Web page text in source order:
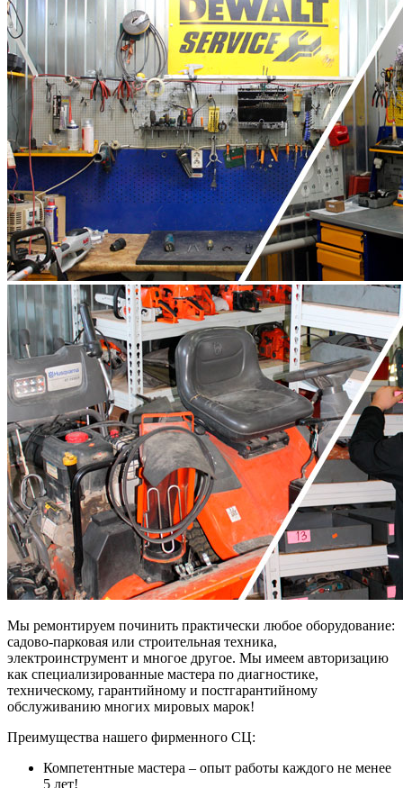
Мы ремонтируем починить практически любое оборудование:
садово-парковая или строительная техника,
электроинструмент и многое другое. Мы имеем авторизацию
как специализированные мастера по диагностике,
техническому, гарантийному и постгарантийному
обслуживанию многих мировых марок!
Преимущества нашего фирменного СЦ:
Компетентные мастера – опыт работы каждого не менее
5 лет!